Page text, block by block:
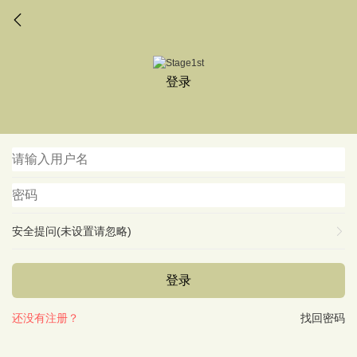
登录
安全提问(未设置请忽略)
登录
找回密码
还没有注册？